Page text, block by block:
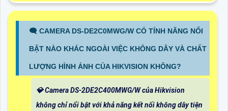
🗨️ CAMERA DS-DE2C0MWG/W CÓ TÍNH NĂNG NỔI
BẬT NÀO KHÁC NGOÀI VIỆC KHÔNG DÂY VÀ CHẤT
LƯỢNG HÌNH ẢNH CỦA HIKVISION KHÔNG?
💎 Camera DS-2DE2C400MWG/W của Hikvision
không chỉ nổi bật với khả năng kết nối không dây tiện